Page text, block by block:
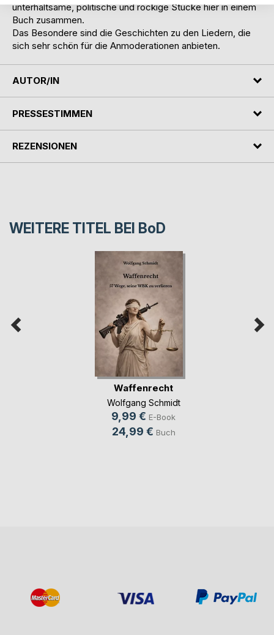
unterhaltsame, politische und rockige Stücke hier in einem
Buch zusammen.
Das Besondere sind die Geschichten zu den Liedern, die
sich sehr schön für die Anmoderationen anbieten.
AUTOR/IN
PRESSESTIMMEN
REZENSIONEN
WEITERE TITEL BEI BoD
Waffenrecht
Wolfgang Schmidt
9,99 € E-Book
24,99 € Buch